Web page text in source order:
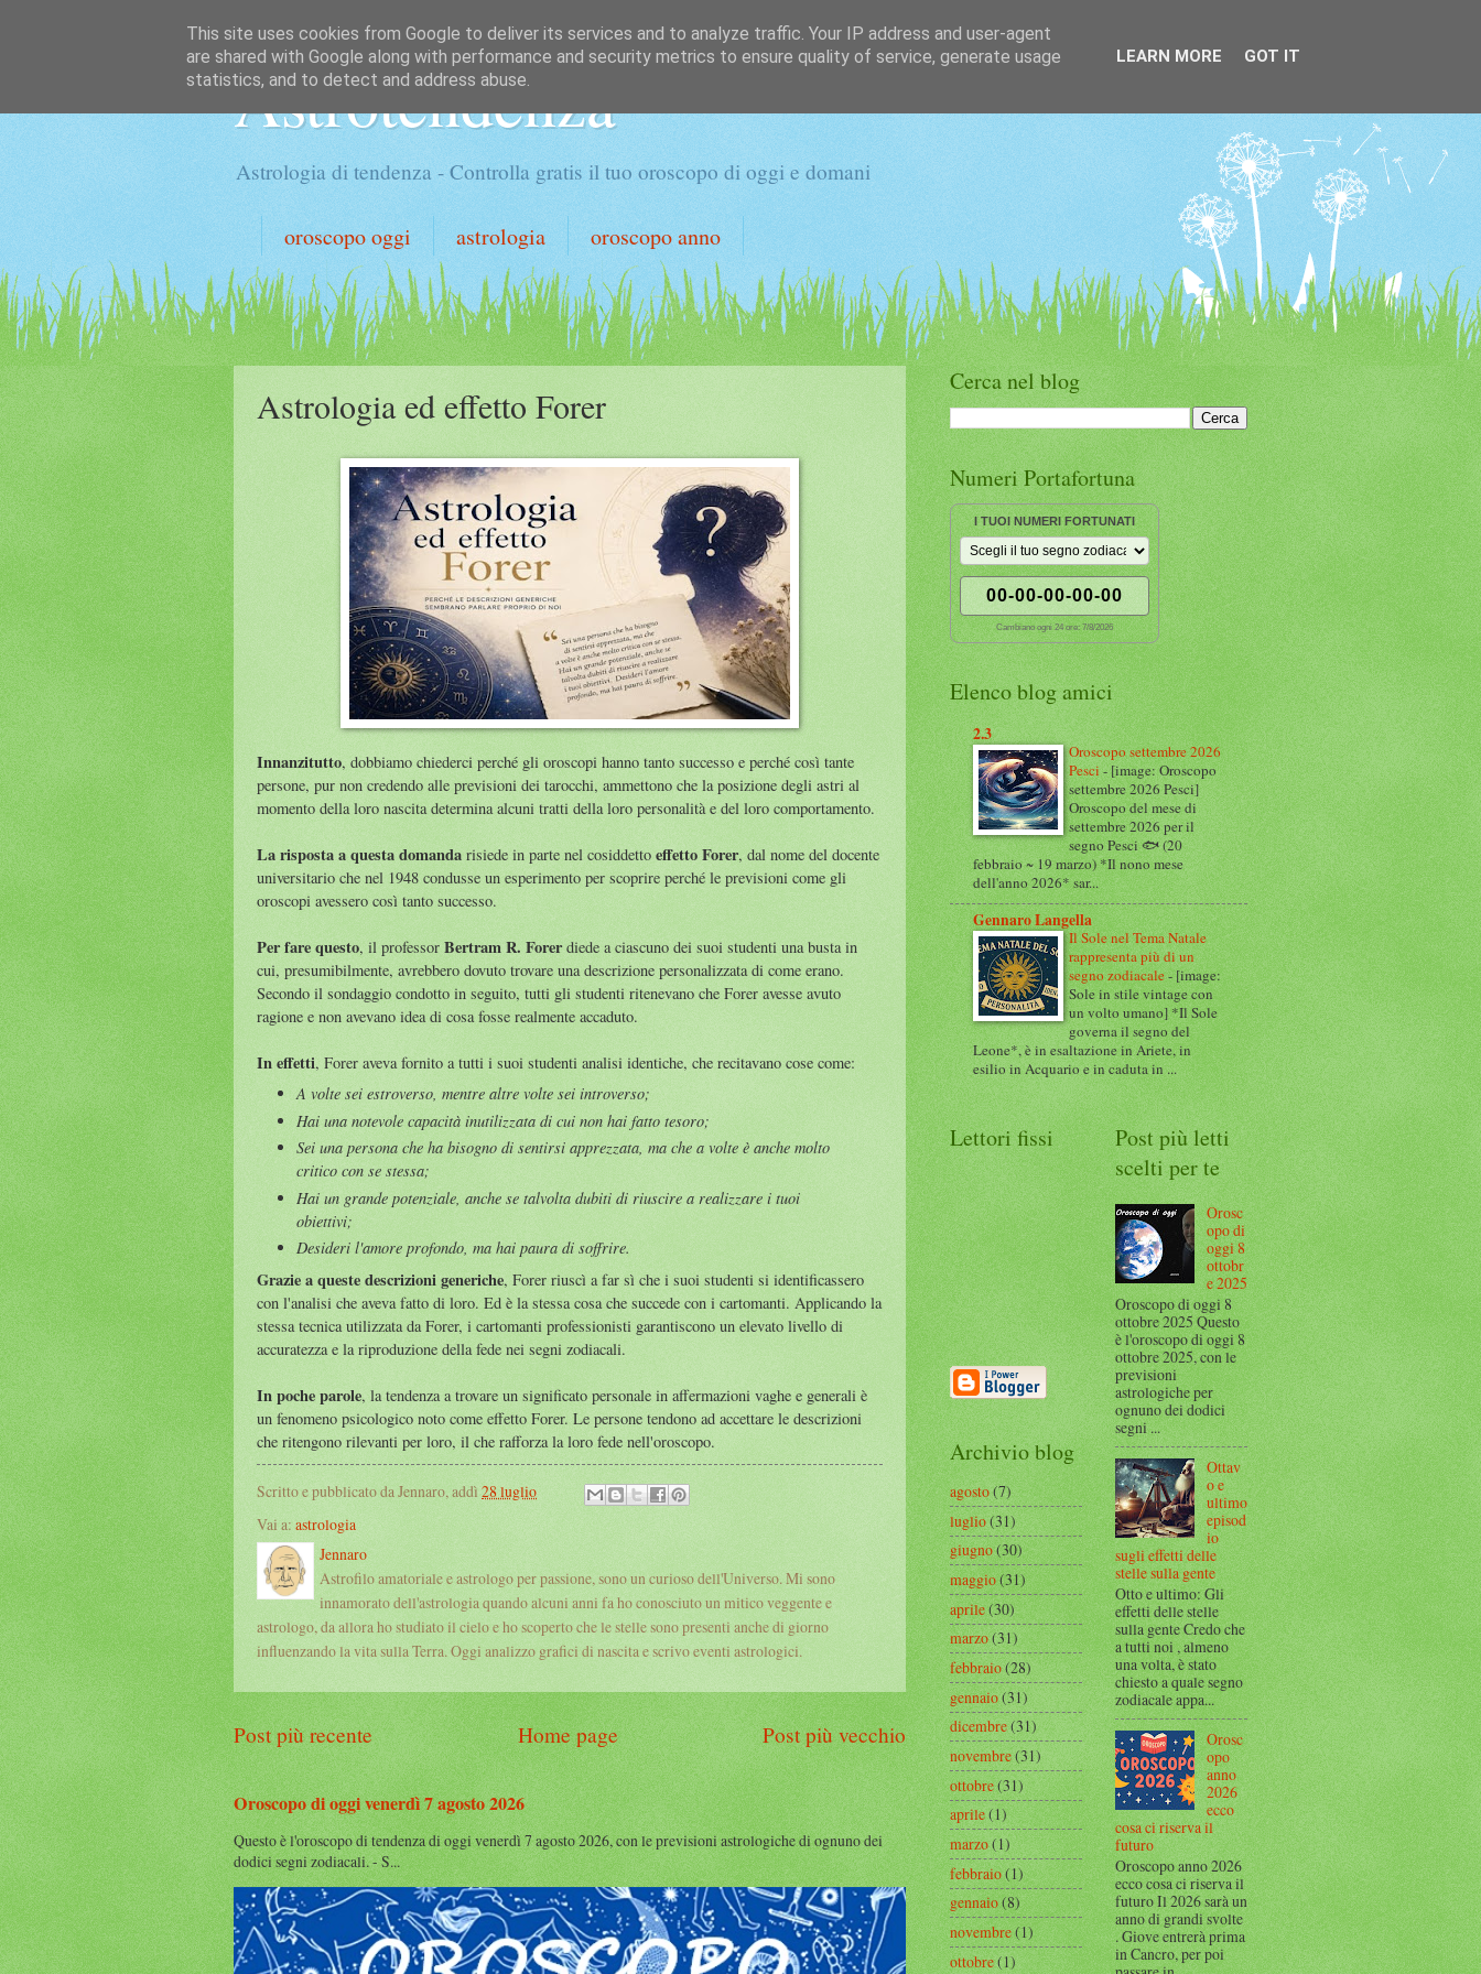
Astrotendenza
Astrologia di tendenza - Controlla gratis il tuo oroscopo di oggi e domani
oroscopo oggi astrologia oroscopo anno
Astrologia ed effetto Forer
Innanzitutto, dobbiamo chiederci perché gli oroscopi hanno tanto successo e perché così tante
persone, pur non credendo alle previsioni dei tarocchi, ammettono che la posizione degli astri al
momento della loro nascita determina alcuni tratti della loro personalità e del loro comportamento.
La risposta a questa domanda risiede in parte nel cosiddetto effetto Forer, dal nome del docente
universitario che nel 1948 condusse un esperimento per scoprire perché le previsioni come gli
oroscopi avessero così tanto successo.
Per fare questo, il professor Bertram R. Forerdiede a ciascuno dei suoi studenti una busta in
cui, presumibilmente, avrebbero dovuto trovare una descrizione personalizzata di come erano.
Secondo il sondaggio condotto in seguito, tutti gli studenti ritenevano che Forer avesse avuto
ragione e non avevano idea di cosa fosse realmente accaduto.
In effetti, Forer aveva fornito a tutti i suoi studenti analisi identiche, che recitavano cose come:
A volte sei estroverso, mentre altre volte sei introverso;
Hai una notevole capacità inutilizzata di cui non hai fatto tesoro;
Sei una persona che ha bisogno di sentirsi apprezzata, ma che a volte è anche molto
critico con se stessa;
Hai un grande potenziale, anche se talvolta dubiti di riuscire a realizzare i tuoi
obiettivi;
Desideri l'amore profondo, ma hai paura di soffrire.
Grazie a queste descrizioni generiche, Forer riuscì a far sì che i suoi studenti si identificassero
con l'analisi che aveva fatto di loro. Ed è la stessa cosa che succede con i cartomanti. Applicando la
stessa tecnica utilizzata da Forer, i cartomanti professionisti garantiscono un elevato livello di
accuratezza e la riproduzione della fede nei segni zodiacali.
In poche parole, la tendenza a trovare un significato personale in affermazioni vaghe e generali è
un fenomeno psicologico noto come effetto Forer. Le persone tendono ad accettare le descrizioni
che ritengono rilevanti per loro, il che rafforza la loro fede nell'oroscopo.
Scritto e pubblicato da Jennaro, addì 28 luglio
Vai a: astrologia
Jennaro
Astrofilo amatoriale e astrologo per passione, sono un curioso dell'Universo. Mi sono
innamorato dell'astrologia quando alcuni anni fa ho conosciuto un mitico veggente e
astrologo, da allora ho studiato il cielo e ho scoperto che le stelle sono presenti anche di giorno
influenzando la vita sulla Terra. Oggi analizzo grafici di nascita e scrivo eventi astrologici.
Post più recente Post più vecchio
Home page
Oroscopo di oggi venerdì 7 agosto 2026
Questo è l'oroscopo di tendenza di oggi venerdì 7 agosto 2026, con le previsioni astrologiche di ognuno dei
dodici segni zodiacali. - S...
Cerca nel blog
Numeri Portafortuna
I TUOI NUMERI FORTUNATI
00-00-00-00-00
Cambiano ogni 24 ore: 7/8/2026
Elenco blog amici
2.3
Oroscopo settembre 2026
Pesci-[image: Oroscopo
settembre 2026 Pesci]
Oroscopo del mese di
settembre 2026 per il
segno Pesci 🐟 (20
febbraio ~ 19 marzo) *Il nono mese
dell'anno 2026* sar...
Gennaro Langella
Il Sole nel Tema Natale
rappresenta più di un
segno zodiacale-[image:
Sole in stile vintage con
un volto umano] *Il Sole
governa il segno del
Leone*, è in esaltazione in Ariete, in
esilio in Acquario e in caduta in ...
Lettori fissi
Archivio blog
agosto(7)
luglio(31)
giugno(30)
maggio(31)
aprile(30)
marzo(31)
febbraio(28)
gennaio(31)
dicembre(31)
novembre(31)
ottobre(31)
aprile(1)
marzo(1)
febbraio(1)
gennaio(8)
novembre(1)
ottobre(1)
Post più letti
scelti per te
Orosc
opo di
oggi 8
ottobr
e 2025
Oroscopo di oggi 8
ottobre 2025 Questo
è l'oroscopo di oggi 8
ottobre 2025, con le
previsioni
astrologiche per
ognuno dei dodici
segni ...
Ottav
o e
ultimo
episod
io
sugli effetti delle
stelle sulla gente
Otto e ultimo: Gli
effetti delle stelle
sulla gente Credo che
a tutti noi , almeno
una volta, è stato
chiesto a quale segno
zodiacale appa...
Orosc
opo
anno
2026
ecco
cosa ci riserva il
futuro
Oroscopo anno 2026
ecco cosa ci riserva il
futuro Il 2026 sarà un
anno di grandi svolte
. Giove entrerà prima
in Cancro, per poi
This site uses cookies from Google to deliver its services and to analyze traffic. Your IP address and user-agent
are shared with Google along with performance and security metrics to ensure quality of service, generate usage
statistics, and to detect and address abuse.
LEARN MORE GOT IT